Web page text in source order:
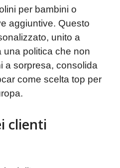
per bambini o
aggiuntive. Questo
unito a
una politica che non
a sorpresa, consolida
come scelta top per
clienti